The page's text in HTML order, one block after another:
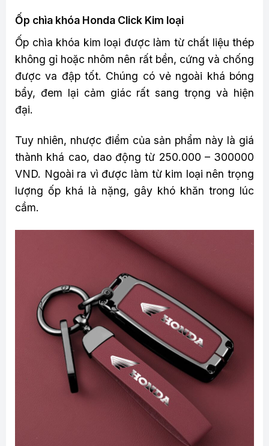
Ốp chìa khóa Honda Click Kim loại
Ốp chìa khóa kim loại được làm từ chất liệu thép
không gỉ hoặc nhôm nên rất bền, cứng và chống
được va đập tốt. Chúng có vẻ ngoài khá bóng
bẩy, đem lại cảm giác rất sang trọng và hiện
đại.
Tuy nhiên, nhược điểm của sản phẩm này là giá
thành khá cao, dao động từ 250.000 – 300000
VND. Ngoài ra vì được làm từ kim loại nên trọng
lượng ốp khá là nặng, gây khó khăn trong lúc
cầm.